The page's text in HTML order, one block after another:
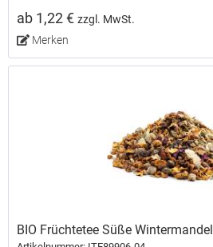
ab 1,22 €zzgl. MwSt.
Merken
BIO Früchtetee Süße Wintermandel